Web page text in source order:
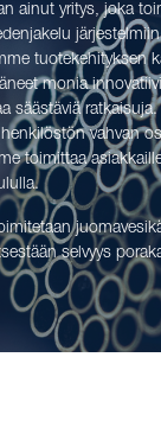
ainut yritys, joka
tuotekehityksen
monia
säästäviä
vahvan
toimittaa
selvyys